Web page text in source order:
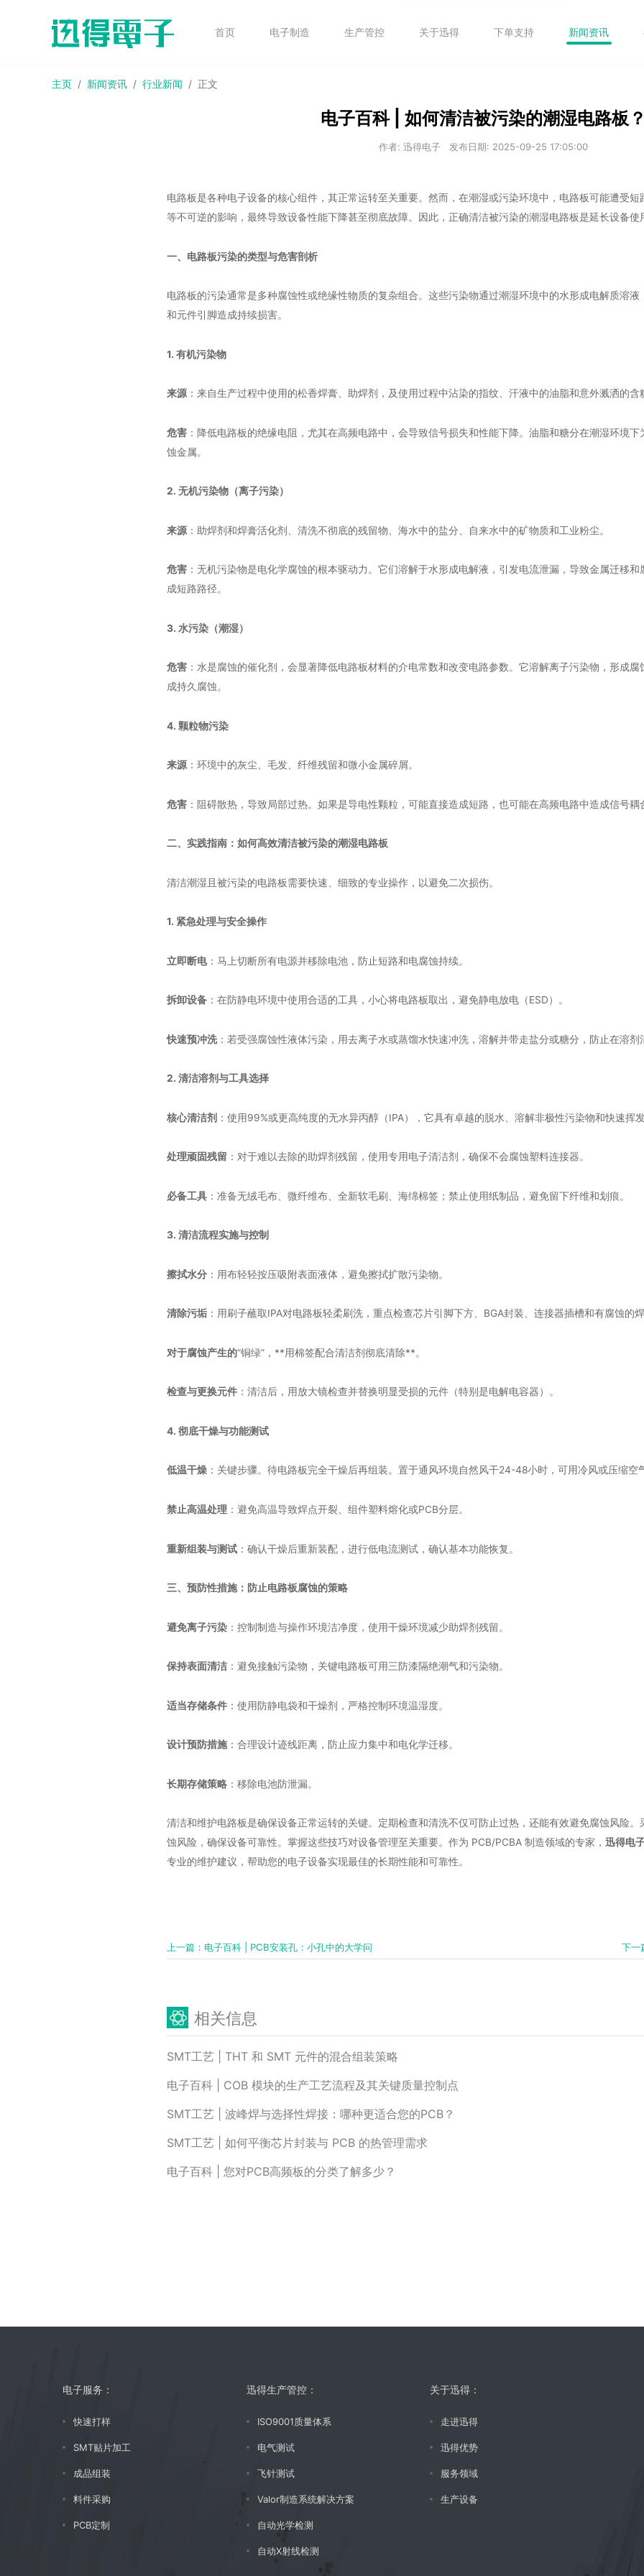
首页 电子制造 生产管控 关于迅得 下单支持 新闻资讯
主页 新闻资讯 行业新闻 正文
电子百科 | 如何清洁被污染的潮湿电路板？
作者: 迅得电子 发布日期: 2025-09-25 17:05:00
电路板是各种电子设备的核心组件，其正常运转至关重要。然而，在潮湿或污染环境中，电路板可能遭受
等不可逆的影响，最终导致设备性能下降甚至彻底故障。因此，正确清洁被污染的潮湿电路板是延长设备使
一、电路板污染的类型与危害剖析
电路板的污染通常是多种腐蚀性或绝缘性物质的复杂组合。这些污染物通过潮湿环境中的水形成电解质溶
和元件引脚造成持续损害。
1. 有机污染物
来源 ：来自生产过程中使用的松香焊膏、助焊剂，及使用过程中沾染的指纹、汗液中的油脂和意外溅洒的含
危害 ：降低电路板的绝缘电阻，尤其在高频电路中，会导致信号损失和性能下降。油脂和糖分在潮湿环境
蚀金属。
2. 无机污染物（离子污染）
来源 ：助焊剂和焊膏活化剂、清洗不彻底的残留物、海水中的盐分、自来水中的矿物质和工业粉尘。
危害 ：无机污染物是电化学腐蚀的根本驱动力。它们溶解于水形成电解液，引发电流泄漏，导致金属迁移
成短路路径。
3. 水污染（潮湿）
危害 ：水是腐蚀的催化剂，会显著降低电路板材料的介电常数和改变电路参数。它溶解离子污染物，形成
成持久腐蚀。
4. 颗粒物污染
来源 ：环境中的灰尘、毛发、纤维残留和微小金属碎屑。
危害 ：阻碍散热，导致局部过热。如果是导电性颗粒，可能直接造成短路，也可能在高频电路中造成信号耦
二、实践指南：如何高效清洁被污染的潮湿电路板
清洁潮湿且被污染的电路板需要快速、细致的专业操作，以避免二次损伤。
1. 紧急处理与安全操作
立即断电：马上切断所有电源并移除电池，防止短路和电腐蚀持续。
拆卸设备 ：在防静电环境中使用合适的工具，小心将电路板取出，避免静电放电（ESD）。
快速预冲洗：若受强腐蚀性液体污染，用去离子水或蒸馏水快速冲洗，溶解并带走盐分或糖分，防止在溶剂
2. 清洁溶剂与工具选择
核心清洁剂 ：使用99%或更高纯度的无水异丙醇（IPA），它具有卓越的脱水、溶解非极性污染物和快速挥发
处理顽固残留 ：对于难以去除的助焊剂残留，使用专用电子清洁剂，确保不会腐蚀塑料连接器。
必备工具 ：准备无绒毛布、微纤维布、全新软毛刷、海绵棉签；禁止使用纸制品，避免留下纤维和划痕。
3. 清洁流程实施与控制
擦拭水分 ：用布轻轻按压吸附表面液体，避免擦拭扩散污染物。
清除污垢 ：用刷子蘸取IPA对电路板轻柔刷洗，重点检查芯片引脚下方、BGA封装、连接器插槽和有腐蚀的焊
对于腐蚀产生的“铜绿”，**用棉签配合清洁剂彻底清除**。
检查与更换元件 ：清洁后，用放大镜检查并替换明显受损的元件（特别是电解电容器）。
4. 彻底干燥与功能测试
低温干燥 ：关键步骤。待电路板完全干燥后再组装。置于通风环境自然风干24-48小时，可用冷风或压缩空
禁止高温处理 ：避免高温导致焊点开裂、组件塑料熔化或PCB分层。
重新组装与测试 ：确认干燥后重新装配，进行低电流测试，确认基本功能恢复。
三、预防性措施：防止电路板腐蚀的策略
避免离子污染 ：控制制造与操作环境洁净度，使用干燥环境减少助焊剂残留。
保持表面清洁 ：避免接触污染物，关键电路板可用三防漆隔绝潮气和污染物。
适当存储条件 ：使用防静电袋和干燥剂，严格控制环境温湿度。
设计预防措施：合理设计迹线距离，防止应力集中和电化学迁移。
长期存储策略 ：移除电池防泄漏。
清洁和维护电路板是确保设备正常运转的关键。定期检查和清洗不仅可防止过热，还能有效避免腐蚀风险
蚀风险，确保设备可靠性。掌握这些技巧对设备管理至关重要。作为 PCB/PCBA 制造领域的专家， 迅得电
专业的维护建议，帮助您的电子设备实现最佳的长期性能和可靠性。
上一篇：电子百科 | PCB安装孔：小孔中的大学问 下一
相关信息
SMT工艺 | THT 和 SMT 元件的混合组装策略
电子百科 | COB 模块的生产工艺流程及其关键质量控制点
SMT工艺 | 波峰焊与选择性焊接：哪种更适合您的PCB？
SMT工艺 | 如何平衡芯片封装与 PCB 的热管理需求
电子百科 | 您对PCB高频板的分类了解多少？
电子服务：
快速打样
SMT贴片加工
成品组装
料件采购
PCB定制
迅得生产管控：
ISO9001质量体系
电气测试
飞针测试
Valor制造系统解决方案
自动光学检测
自动X射线检测
关于迅得：
走进迅得
迅得优势
服务领域
生产设备